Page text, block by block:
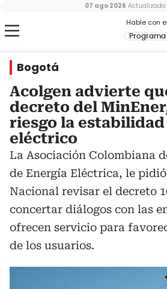
Hable con el
Programa
07 ago 2026 Actualizado
Bogotá
Acolgen advierte
decreto del
riesgo la
eléctrico
La Asociación Colombiana
de Energía Eléctrica, le
Nacional revisar el decreto
concertar diálogos con las
ofrecen servicio para
de los usuarios.